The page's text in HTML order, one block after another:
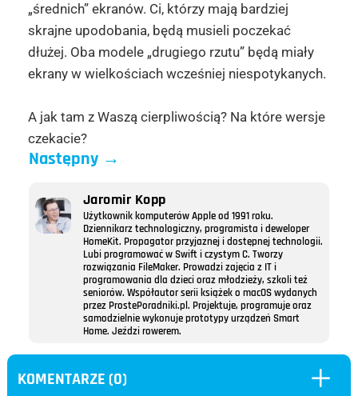
„średnich” ekranów. Ci, którzy mają bardziej
skrajne upodobania, będą musieli poczekać
dłużej. Oba modele „drugiego rzutu” będą miały
ekrany w wielkościach wcześniej niespotykanych.
A jak tam z Waszą cierpliwością? Na które wersje
czekacie?
Następny→
Jaromir Kopp
Użytkownik komputerów Apple od 1991 roku.
Dziennikarz technologiczny, programista i deweloper
HomeKit. Propagator przyjaznej i dostępnej technologii.
Lubi programować w Swift i czystym C. Tworzy
rozwiązania FileMaker. Prowadzi zajęcia z IT i
programowania dla dzieci oraz młodzieży, szkoli też
seniorów. Współautor serii książek o macOS wydanych
przez ProstePoradniki.pl. Projektuje, programuje oraz
samodzielnie wykonuje prototypy urządzeń Smart
Home. Jeździ rowerem.
KOMENTARZE (0) L